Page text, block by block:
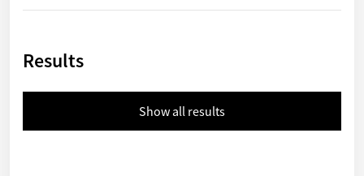
Results
Show all results